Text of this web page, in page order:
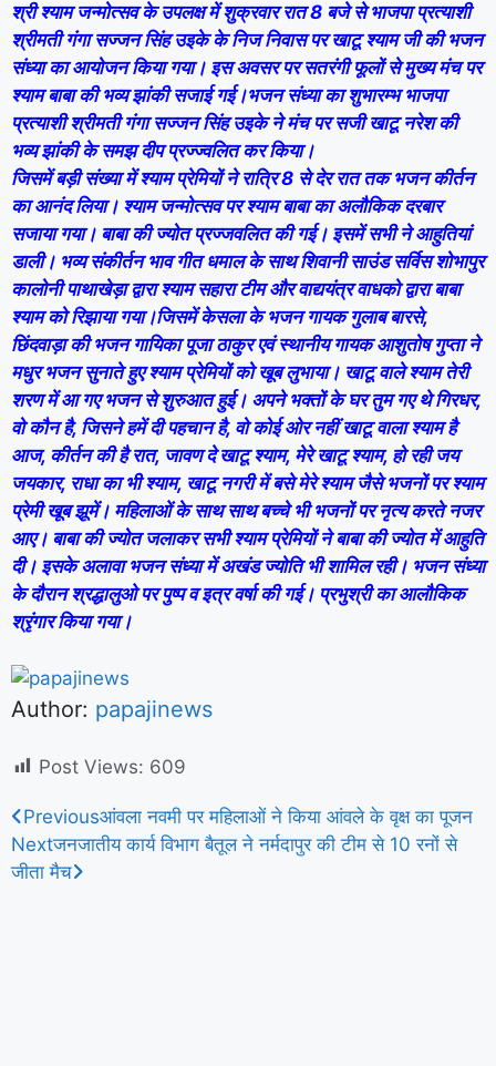
श्री श्याम जन्मोत्सव के उपलक्ष में शुक्रवार रात 8 बजे से भाजपा प्रत्याशी
श्रीमती गंगा सज्जन सिंह उइके के निज निवास पर खाटू श्याम जी की भजन
संध्या का आयोजन किया गया। इस अवसर पर सतरंगी फूलों से मुख्य मंच पर
श्याम बाबा की भव्य झांकी सजाई गई।भजन संध्या का शुभारम्भ भाजपा
प्रत्याशी श्रीमती गंगा सज्जन सिंह उइके ने मंच पर सजी खाटू नरेश की
भव्य झांकी के समझ दीप प्रज्ज्वलित कर किया।
जिसमें बड़ी संख्या में श्याम प्रेमियों ने रात्रि 8 से देर रात तक भजन कीर्तन
का आनंद लिया। श्याम जन्मोत्सव पर श्याम बाबा का अलौकिक दरबार
सजाया गया। बाबा की ज्योत प्रज्जवलित की गई। इसमें सभी ने आहुतियां
डाली। भव्य संकीर्तन भाव गीत धमाल के साथ शिवानी साउंड सर्विस शोभापुर
कालोनी पाथाखेड़ा द्वारा श्याम सहारा टीम और वाद्ययंत्र वाधको द्वारा बाबा
श्याम को रिझाया गया।जिसमें केसला के भजन गायक गुलाब बारसे,
छिंदवाड़ा की भजन गायिका पूजा ठाकुर एवं स्थानीय गायक आशुतोष गुप्ता ने
मधुर भजन सुनाते हुए श्याम प्रेमियों को खूब लुभाया। खाटू वाले श्याम तेरी
शरण में आ गए भजन से शुरुआत हुई। अपने भक्तों के घर तुम गए थे गिरधर,
वो कौन है, जिसने हमें दी पहचान है, वो कोई ओर नहीं खाटू वाला श्याम है
आज, कीर्तन की है रात, जावण दे खाटू श्याम, मेरे खाटू श्याम, हो रही जय
जयकार, राधा का भी श्याम, खाटू नगरी में बसे मेरे श्याम जैसे भजनों पर श्याम
प्रेमी खूब झूमें। महिलाओं के साथ साथ बच्चे भी भजनों पर नृत्य करते नजर
आए। बाबा की ज्योत जलाकर सभी श्याम प्रेमियों ने बाबा की ज्योत में आहुति
दी। इसके अलावा भजन संध्या में अखंड ज्योति भी शामिल रही। भजन संध्या
के दौरान श्रद्धालुओ पर पुष्प व इत्र वर्षा की गई। प्रभुश्री का आलौकिक
श्रृंगार किया गया।
Author: papajinews
Post Views: 609
Previousआंवला नवमी पर महिलाओं ने किया आंवले के वृक्ष का पूजन
Nextजनजातीय कार्य विभाग बैतूल ने नर्मदापुर की टीम से 10 रनों से
जीता मैच